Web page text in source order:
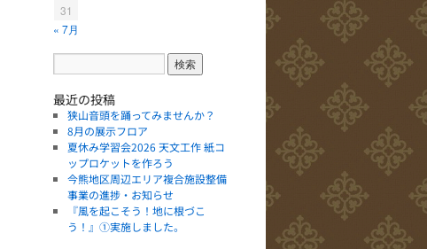
31
« 7月
最近の投稿
狭山音頭を踊ってみませんか？
8月の展示フロア
夏休み学習会2026 天文工作 紙コ
ップロケットを作ろう
今熊地区周辺エリア複合施設整備
事業の進捗・お知らせ
『風を起こそう！地に根づこ
う！』①実施しました。